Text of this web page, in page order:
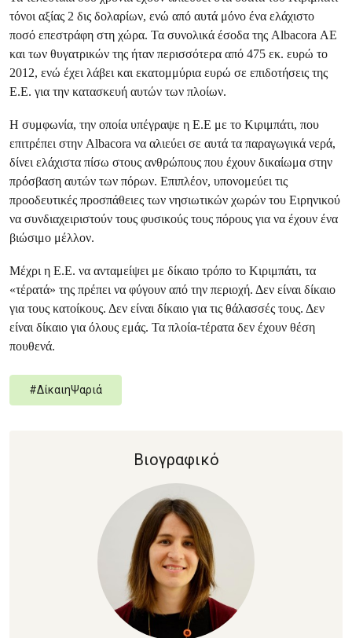
τόνοι αξίας 2 δις δολαρίων, ενώ από αυτά μόνο ένα ελάχιστο
ποσό επεστράφη στη χώρα. Τα συνολικά έσοδα της Albacora ΑΕ
και των θυγατρικών της ήταν περισσότερα από 475 εκ. ευρώ το
2012, ενώ έχει λάβει και εκατομμύρια ευρώ σε επιδοτήσεις της
Ε.Ε. για την κατασκευή αυτών των πλοίων.
Η συμφωνία, την οποία υπέγραψε η Ε.Ε με το Κιριμπάτι, που
επιτρέπει στην Albacora να αλιεύει σε αυτά τα παραγωγικά νερά,
δίνει ελάχιστα πίσω στους ανθρώπους που έχουν δικαίωμα στην
πρόσβαση αυτών των πόρων. Επιπλέον, υπονομεύει τις
προοδευτικές προσπάθειες των νησιωτικών χωρών του Ειρηνικού
να συνδιαχειριστούν τους φυσικούς τους πόρους για να έχουν ένα
βιώσιμο μέλλον.
Μέχρι η Ε.Ε. να ανταμείψει με δίκαιο τρόπο το Κιριμπάτι, τα
«τέρατά» της πρέπει να φύγουν από την περιοχή. Δεν είναι δίκαιο
για τους κατοίκους. Δεν είναι δίκαιο για τις θάλασσές τους. Δεν
είναι δίκαιο για όλους εμάς. Τα πλοία-τέρατα δεν έχουν θέση
πουθενά.
#ΔίκαιηΨαριά
Βιογραφικό